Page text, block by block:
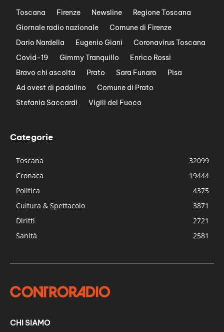
Toscana Firenze Newsline
Regione Toscana
Giornale radio nazionale
Comune di Firenze
Dario Nardella
Eugenio Giani
Coronavirus Toscana
Covid-19
Gimmy Tranquillo
Enrico Rossi
Bravo chi ascolta
Prato Sara Funaro
Pisa
Ad ovest di padalino
Comune di Prato
Stefania Saccardi
Vigili del Fuoco
Categorie
Toscana
32099
Cronaca
19444
Politica
4375
Cultura & Spettacolo
3871
Diritti
2721
Sanità
2581
CHI SIAMO